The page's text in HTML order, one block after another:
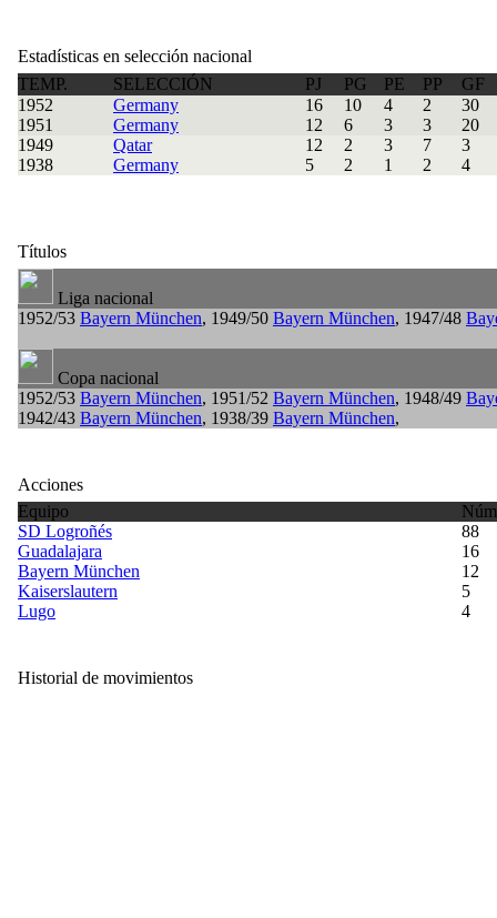
Estadísticas en selección nacional
TEMP.
SELECCIÓN PJ PG PE PP
GF
1952
Germany 16 10 4 2
30
1951
Germany 12 6 3 3
20
1949
Qatar 12 2 3 7
3
1938
Germany 5 2 1 2 4
Títulos
Liga nacional
1952/53 Bayern München, 1949/50 Bayern München, 1947/48
Copa nacional
1952/53 Bayern München, 1951/52 Bayern München, 1948/49
1942/43 Bayern München, 1938/39 Bayern München,
Acciones
Equipo
SD Logroñés
88
Guadalajara
16
Bayern München
12
Kaiserslautern
5
Lugo
4
Historial de movimientos